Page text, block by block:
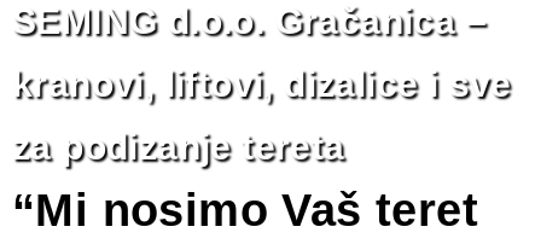
SEMING d.o.o. Gračanica –
kranovi, liftovi, dizalice i sve
za podizanje tereta
“Mi nosimo Vaš teret